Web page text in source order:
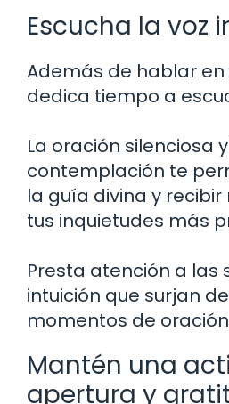
Escucha la voz
Además de hablar en
dedica tiempo a
La oración silenciosa
contemplación te
la guía divina y
tus inquietudes más
Presta atención a las
intuición que surjan
momentos de
Mantén una
apertura y